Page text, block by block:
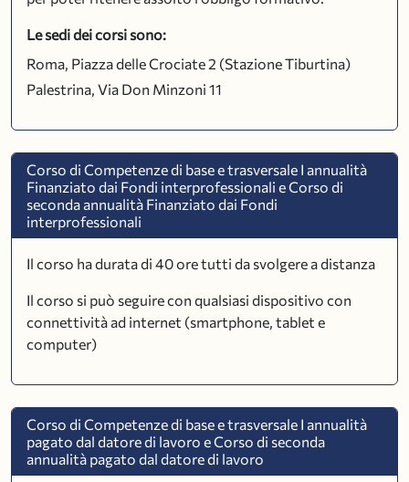
Le sedi dei corsi sono:
Roma, Piazza delle Crociate 2 (Stazione Tiburtina)
Palestrina, Via Don Minzoni 11
Corso di Competenze di base e trasversale I annualità
Finanziato dai Fondi interprofessionali e Corso di
seconda annualità Finanziato dai Fondi
interprofessionali
Il corso ha durata di 40 ore tutti da svolgere a distanza
Il corso si può seguire con qualsiasi dispositivo con
connettività ad internet (smartphone, tablet e
computer)
Corso di Competenze di base e trasversale I annualità
pagato dal datore di lavoro e Corso di seconda
annualità pagato dal datore di lavoro